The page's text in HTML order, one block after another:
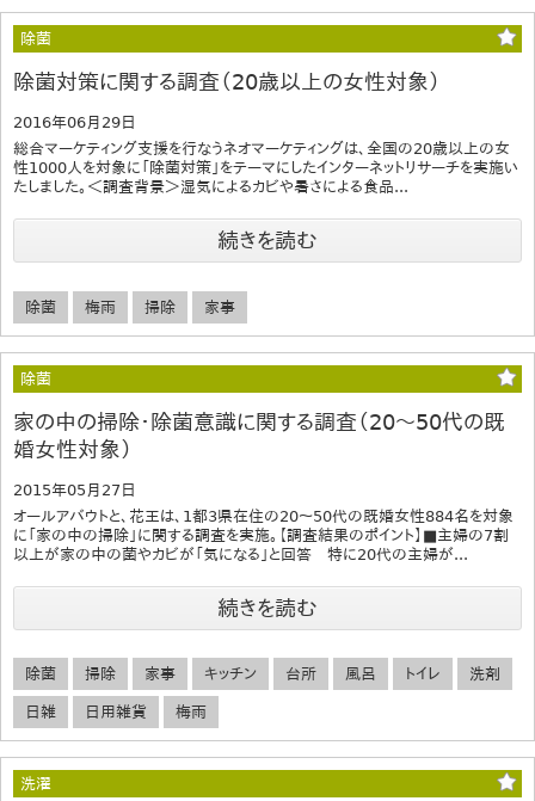
除菌
除菌対策に関する調査（20歳以上の女性対象）
2016年06月29日
総合マーケティング支援を行なうネオマーケティングは、全国の20歳以上の女
性1000人を対象に「除菌対策」をテーマにしたインターネットリサーチを実施い
たしました。＜調査背景＞湿気によるカビや暑さによる食品...
続きを読む
除菌 梅雨 掃除 家事
除菌
家の中の掃除・除菌意識に関する調査（20～50代の既
婚女性対象）
2015年05月27日
オールアバウトと、花王は、1都3県在住の20～50代の既婚女性884名を対象
に「家の中の掃除」に関する調査を実施。【調査結果のポイント】■主婦の7割
以上が家の中の菌やカビが「気になる」と回答 特に20代の主婦が...
続きを読む
除菌 掃除 家事 キッチン 台所 風呂 トイレ 洗剤
日雑 日用雑貨 梅雨
洗濯